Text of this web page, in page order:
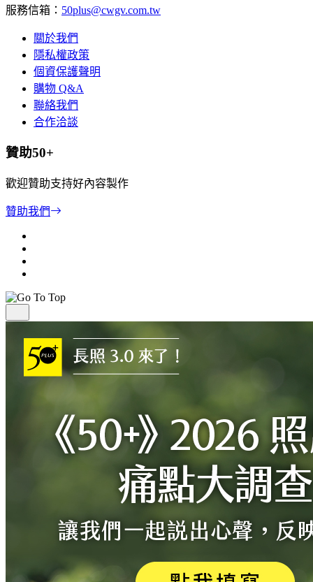
服務信箱： 50plus@cwgv.com.tw
關於我們
隱私權政策
個資保護聲明
購物 Q&A
聯絡我們
合作洽談
贊助50+
歡迎贊助支持好內容製作
贊助我們